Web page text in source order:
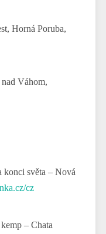
Horná Poruba,
Váhom,
konci světa – Nová
cz
– Chata